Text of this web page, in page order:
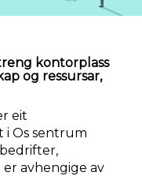
kontorplass
og ressursar,
eit
i Os sentrum
avhengige av